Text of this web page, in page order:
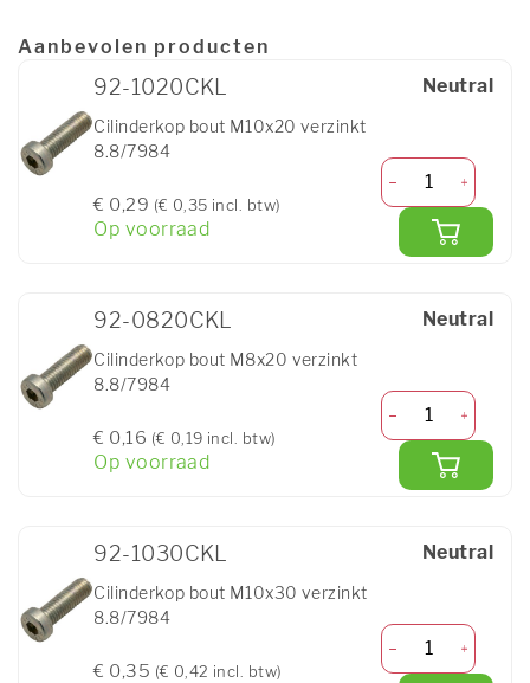
Aanbevolen producten
Neutral
92-1020CKL
Cilinderkop bout M10x20 verzinkt
8.8/7984
€ 0,29 (€ 0,35 incl. btw)
Op voorraad
Neutral
92-0820CKL
Cilinderkop bout M8x20 verzinkt
8.8/7984
€ 0,16 (€ 0,19 incl. btw)
Op voorraad
Neutral
92-1030CKL
Cilinderkop bout M10x30 verzinkt
8.8/7984
€ 0,35 (€ 0,42 incl. btw)